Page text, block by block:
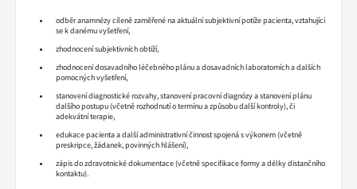
odběr anamnézy cíleně zaměřené na aktuální subjektivní potíže pacienta, vztahující
se k danému vyšetření,
zhodnocení subjektivních obtíží,
zhodnocení dosavadního léčebného plánu a dosavadních laboratorních a dalších
pomocných vyšetření,
stanovení diagnostické rozvahy, stanovení pracovní diagnózy a stanovení plánu
dalšího postupu (včetně rozhodnutí o termínu a způsobu další kontroly), či
adekvátní terapie,
edukace pacienta a další administrativní činnost spojená s výkonem (včetně
preskripce, žádanek, povinných hlášení),
zápis do zdravotnické dokumentace (včetně specifikace formy a délky distančního
kontaktu).